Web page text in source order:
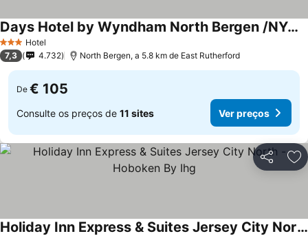
3 EstrelasHotel
Days Hotel by Wyndham North Bergen /NYC Area
7,3 4.732 North Bergen, a 5.8 km de East Rutherford
De € 105
Consulte os preços de 11 sites Ver preços
Partilhar
Holiday Inn Express & Suites Jersey City North - Hoboken By Ihg